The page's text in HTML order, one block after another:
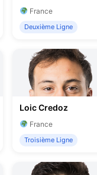
France
Deuxième Ligne
Loic Credoz
France
Troisième Ligne